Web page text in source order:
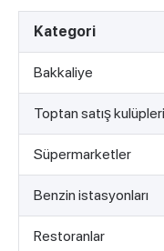
Kategori
Bakkaliye
Toptan satış kulüpleri
Süpermarketler
Benzin istasyonları
Restoranlar